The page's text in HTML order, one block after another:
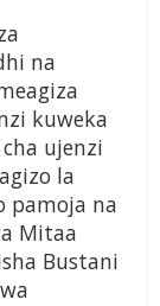
na
kuweka
ujenzi
la
pamoja na
Mitaa
Bustani